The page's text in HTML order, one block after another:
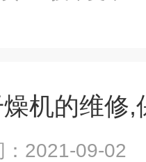
机的维修,
：2021-09-